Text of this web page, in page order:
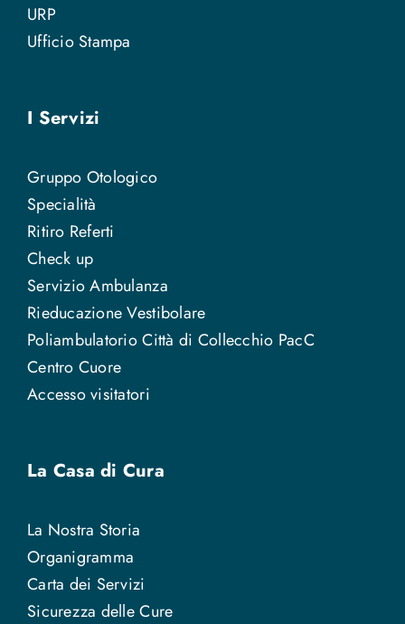
URP
Ufficio Stampa
I Servizi
Gruppo Otologico
Specialità
Ritiro Referti
Check up
Servizio Ambulanza
Rieducazione Vestibolare
Poliambulatorio Città di Collecchio PacC
Centro Cuore
Accesso visitatori
La Casa di Cura
La Nostra Storia
Organigramma
Carta dei Servizi
Sicurezza delle Cure